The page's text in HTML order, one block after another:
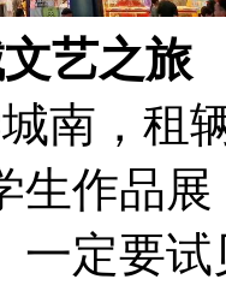
艺之旅
南，租
生作品
一定要